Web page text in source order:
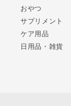
おやつ
サプリメント
ケア用品
日用品・雑貨